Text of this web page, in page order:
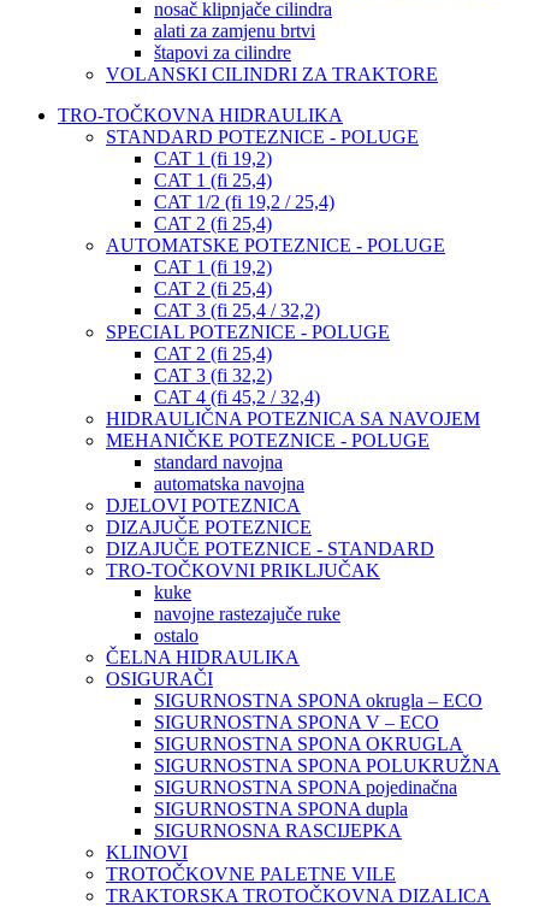
nosač klipnjače cilindra
alati za zamjenu brtvi
štapovi za cilindre
VOLANSKI CILINDRI ZA TRAKTORE
TRO-TOČKOVNA HIDRAULIKA
STANDARD POTEZNICE - POLUGE
CAT 1 (fi 19,2)
CAT 1 (fi 25,4)
CAT 1/2 (fi 19,2 / 25,4)
CAT 2 (fi 25,4)
AUTOMATSKE POTEZNICE - POLUGE
CAT 1 (fi 19,2)
CAT 2 (fi 25,4)
CAT 3 (fi 25,4 / 32,2)
SPECIAL POTEZNICE - POLUGE
CAT 2 (fi 25,4)
CAT 3 (fi 32,2)
CAT 4 (fi 45,2 / 32,4)
HIDRAULIČNA POTEZNICA SA NAVOJEM
MEHANIČKE POTEZNICE - POLUGE
standard navojna
automatska navojna
DJELOVI POTEZNICA
DIZAJUČE POTEZNICE
DIZAJUČE POTEZNICE - STANDARD
TRO-TOČKOVNI PRIKLJUČAK
kuke
navojne rastezajuče ruke
ostalo
ČELNA HIDRAULIKA
OSIGURAČI
SIGURNOSTNA SPONA okrugla – ECO
SIGURNOSTNA SPONA V – ECO
SIGURNOSTNA SPONA OKRUGLA
SIGURNOSTNA SPONA POLUKRUŽNA
SIGURNOSTNA SPONA pojedinačna
SIGURNOSTNA SPONA dupla
SIGURNOSNA RASCIJEPKA
KLINOVI
TROTOČKOVNE PALETNE VILE
TRAKTORSKA TROTOČKOVNA DIZALICA